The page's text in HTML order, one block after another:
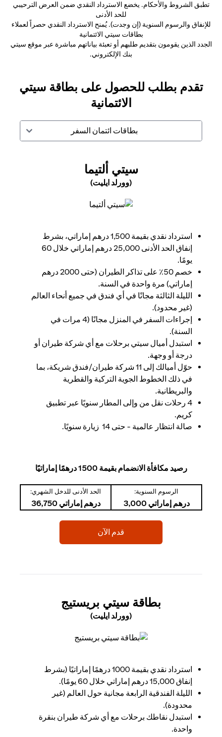
تطبق الشروط والأحكام. يخضع الاسترداد النقدي ضمن العرض الترحيبي
للحد الأدنى
للإنفاق والرسوم السنوية (إن وجدت). يُمنح الاسترداد النقدي حصراً لعملاء
بطاقات سيتي الائتمانية
الجدد الذين يقومون بتقديم طلبهم أو تعبئة بياناتهم مباشرة عبر موقع سيتي
بنك الإلكتروني.
تقدم بطلب للحصول على بطاقة سيتي
الائتمانية
بطاقات ائتمان السفر
سيتي ألتيما
(وورلد ايليت)
استرداد نقدي بقيمة 1,500 درهم إماراتي، بشرط
إنفاق الحد الأدنى 25,000 درهم إماراتي خلال 60
يومًا.
خصم 50٪ على تذاكر الطيران (حتى 2000 درهم
إماراتي) مرة واحدة في السنة.
الليلة الثالثة مجانًا في أي فندق في جميع أنحاء العالم
(غير محدود).
إجراءات السفر في المنزل مجانًا (4 مرات في
السنة).
استبدل أميال سيتي برحلات مع أي شركة طيران أو
درجة أو وجهة.
حوّل أميالك إلى 11 شركة طيران/فندق شريكة، بما
في ذلك الخطوط الجوية التركية والقطرية
والبريطانية.
4 رحلات نقل من وإلى المطار سنويًا عبر تطبيق
كريم.
صالة انتظار عالمية - حتى 14 زيارة سنويًا.
رصيد مكافأة الانضمام بقيمة 1500 درهمًا إماراتيًا
الرسوم السنوية:
درهم إماراتي 3,000
الحد الأدنى للدخل الشهري:
درهم إماراتي 36,750
قدم الآن
بطاقة سيتي بريستيج
(وورلد ايليت)
استرداد نقدي بقيمة 1000 درهمًا إماراتيًا (بشرط
إنفاق 15,000 درهم إماراتي خلال 60 يومًا).
الليلة الفندقية الرابعة مجانية حول العالم (غير
محدودة).
استبدل نقاطك برحلات مع أي شركة طيران بنقرة
واحدة.